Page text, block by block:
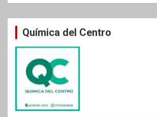
Química del Centro